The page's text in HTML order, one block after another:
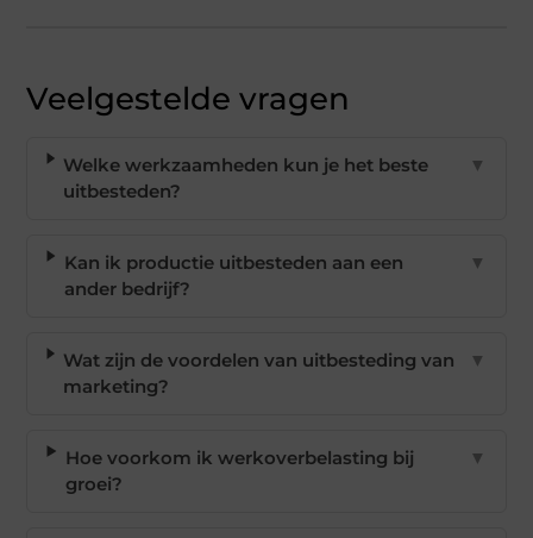
Veelgestelde vragen
Welke werkzaamheden kun je het beste
uitbesteden?
▼
Kan ik productie uitbesteden aan een
ander bedrijf?
▼
Wat zijn de voordelen van uitbesteding van
marketing?
▼
Hoe voorkom ik werkoverbelasting bij
groei?
▼